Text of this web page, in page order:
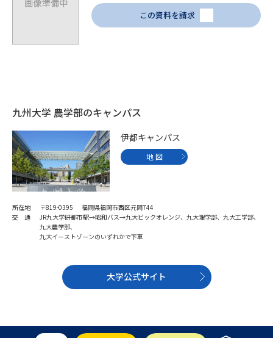
この資料を請求
九州大学 農学部のキャンパス
伊都キャンパス
地 図
所在地
〒819-0395 福岡県福岡市西区元岡744
交 通
JR九大学研都市駅→昭和バス→九大ビックオレンジ、九大理学部、九大工学部、
九大農学部、
九大イーストゾーンのいずれかで下車
大学公式サイト